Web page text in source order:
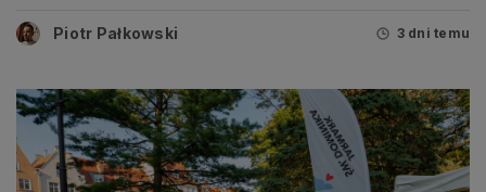
Piotr Pałkowski 3 dni temu